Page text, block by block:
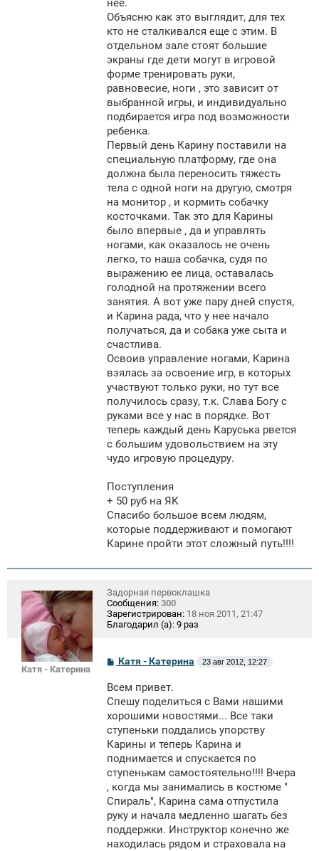
нее.
Объясню как это выглядит, для тех
кто не сталкивался еще с этим. В
отдельном зале стоят большие
экраны где дети могут в игровой
форме тренировать руки,
равновесие, ноги , это зависит от
выбранной игры, и индивидуально
подбирается игра под возможности
ребенка.
Первый день Карину поставили на
специальную платформу, где она
должна была переносить тяжесть
тела с одной ноги на другую, смотря
на монитор , и кормить собачку
косточками. Так это для Карины
было впервые , да и управлять
ногами, как оказалось не очень
легко, то наша собачка, судя по
выражению ее лица, оставалась
голодной на протяжении всего
занятия. А вот уже пару дней спустя,
и Карина рада, что у нее начало
получаться, да и собака уже сыта и
счастлива.
Освоив управление ногами, Карина
взялась за освоение игр, в которых
участвуют только руки, но тут все
получилось сразу, т.к. Слава Богу с
руками все у нас в порядке. Вот
теперь каждый день Каруська рвется
с большим удовольствием на эту
чудо игровую процедуру.
Поступления
+ 50 руб на ЯК
Спасибо большое всем людям,
которые поддерживают и помогают
Карине пройти этот сложный путь!!!!
Катя - Катерина
Задорная первоклашка
Сообщения: 300
Зарегистрирован: 18 ноя 2011, 21:47
Благодарил (а): 9 раз
С
б
щ
н
и
Катя - Катерина 23 авг 2012, 12:27
Всем привет.
Спешу поделиться с Вами нашими
хорошими новостями... Все таки
ступеньки поддались упорству
Карины и теперь Карина и
поднимается и спускается по
ступенькам самостоятельно!!!! Вчера
, когда мы занимались в костюме "
Спираль", Карина сама отпустила
руку и начала медленно шагать без
поддержки. Инструктор конечно же
находилась рядом и страховала на